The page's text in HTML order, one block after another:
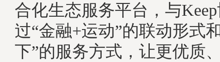
合化生态服务平台，与
过“金融+运动”的联动形式
下”的服务方式，让更优质